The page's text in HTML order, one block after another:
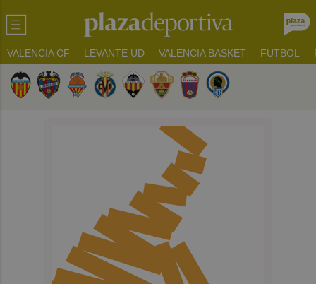
VALENCIA CF LEVANTE UD VALENCIA BASKET FUTBOL